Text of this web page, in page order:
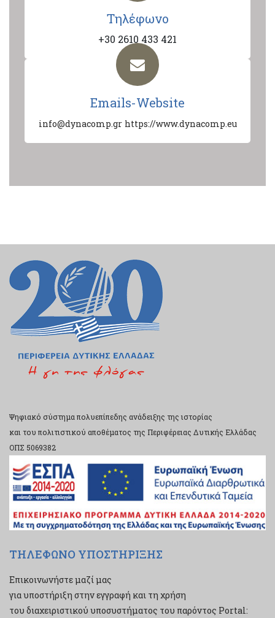
Τηλέφωνο
+30 2610 433 421
Emails-Website
info@dynacomp.gr https://www.dynacomp.eu
Ψηφιακό σύστημα πολυεπίπεδης ανάδειξης της ιστορίας
και του πολιτιστικού αποθέματος της Περιφέρειας Δυτικής Ελλάδας
ΟΠΣ 5069382
ΤΗΛΕΦΩΝΟ ΥΠΟΣΤΗΡΙΞΗΣ
Επικοινωνήστε μαζί μας
για υποστήριξη στην εγγραφή και τη χρήση
του διαχειριστικού υποσυστήματος του παρόντος Portal: